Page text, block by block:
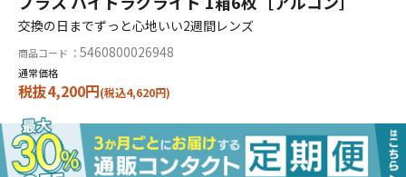
交換の日までずっと心地いい2週間レンズ
商品コード ： 5460800026948
通常価格
税抜4,200円(税込4,620円)